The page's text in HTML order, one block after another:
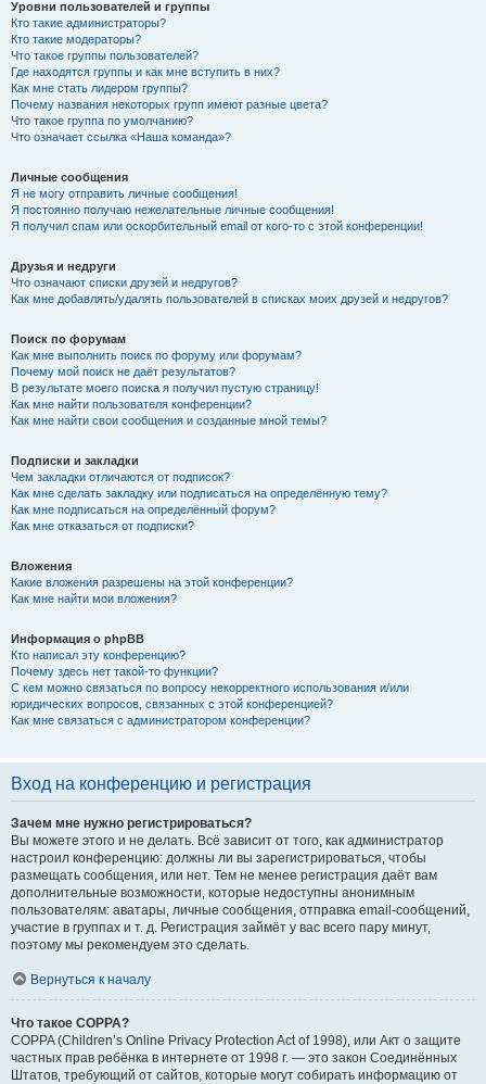
Уровни пользователей и группы
Кто такие администраторы?
Кто такие модераторы?
Что такое группы пользователей?
Где находятся группы и как мне вступить в них?
Как мне стать лидером группы?
Почему названия некоторых групп имеют разные цвета?
Что такое группа по умолчанию?
Что означает ссылка «Наша команда»?
Личные сообщения
Я не могу отправить личные сообщения!
Я постоянно получаю нежелательные личные сообщения!
Я получил спам или оскорбительный email от кого-то с этой конференции!
Друзья и недруги
Что означают списки друзей и недругов?
Как мне добавлять/удалять пользователей в списках моих друзей и недругов?
Поиск по форумам
Как мне выполнить поиск по форуму или форумам?
Почему мой поиск не даёт результатов?
В результате моего поиска я получил пустую страницу!
Как мне найти пользователя конференции?
Как мне найти свои сообщения и созданные мной темы?
Подписки и закладки
Чем закладки отличаются от подписок?
Как мне сделать закладку или подписаться на определённую тему?
Как мне подписаться на определённый форум?
Как мне отказаться от подписки?
Вложения
Какие вложения разрешены на этой конференции?
Как мне найти мои вложения?
Информация о phpBB
Кто написал эту конференцию?
Почему здесь нет такой-то функции?
С кем можно связаться по вопросу некорректного использования и/или
юридических вопросов, связанных с этой конференцией?
Как мне связаться с администратором конференции?
Вход на конференцию и регистрация
Зачем мне нужно регистрироваться?
Вы можете этого и не делать. Всё зависит от того, как администратор
настроил конференцию: должны ли вы зарегистрироваться, чтобы
размещать сообщения, или нет. Тем не менее регистрация даёт вам
дополнительные возможности, которые недоступны анонимным
пользователям: аватары, личные сообщения, отправка email-сообщений,
участие в группах и т. д. Регистрация займёт у вас всего пару минут,
поэтому мы рекомендуем это сделать.
Вернуться к началу
Что такое COPPA?
COPPA (Children’s Online Privacy Protection Act of 1998), или Акт о защите
частных прав ребёнка в интернете от 1998 г. — это закон Соединённых
Штатов, требующий от сайтов, которые могут собирать информацию от